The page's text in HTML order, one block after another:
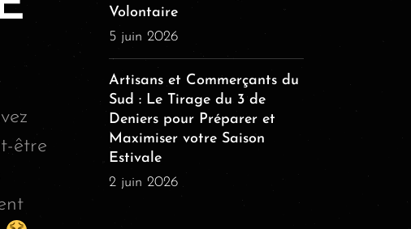
être
Volontaire
5 juin 2026
Artisans et Commerçants du
Sud : Le Tirage du 3 de
Deniers pour Préparer et
Maximiser votre Saison
Estivale
2 juin 2026